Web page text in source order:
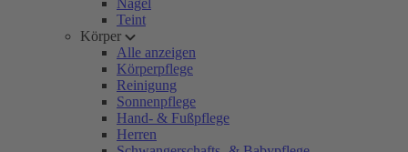
Nägel
Teint
Körper
Alle anzeigen
Körperpflege
Reinigung
Sonnenpflege
Hand- & Fußpflege
Herren